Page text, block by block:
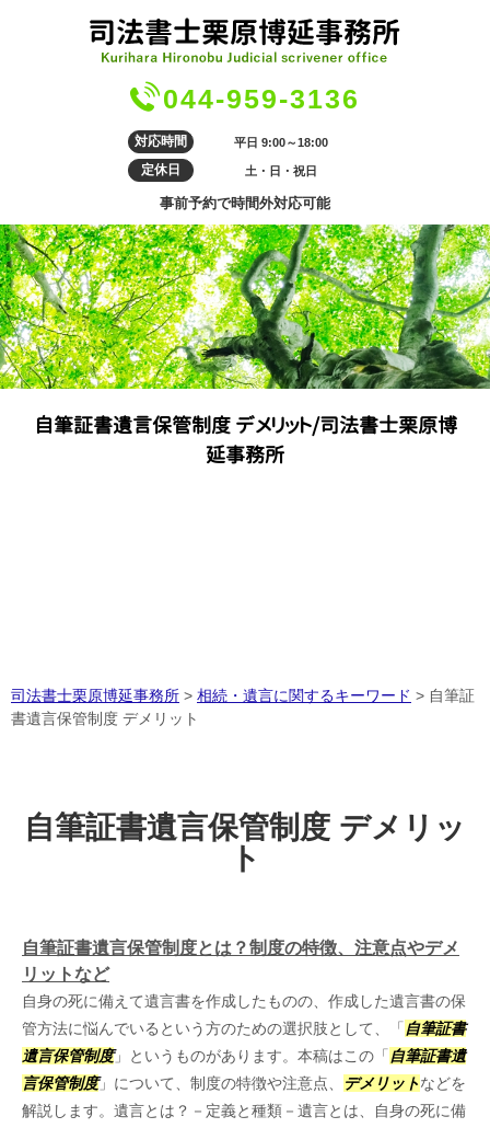
044-959-3136
対応時間 平日 9:00～18:00
定休日 土・日・祝日
事前予約で時間外対応可能
自筆証書遺言保管制度 デメリット/司法書士栗原博
延事務所
司法書士栗原博延事務所 > 相続・遺言に関するキーワード > 自筆証
書遺言保管制度 デメリット
自筆証書遺言保管制度 デメリッ
ト
自筆証書遺言保管制度とは？制度の特徴、注意点やデメ
リットなど
自身の死に備えて遺言書を作成したものの、作成した遺言書の保
管方法に悩んでいるという方のための選択肢として、「 自筆証書
遺言保管制度」というものがあります。本稿はこの「 自筆証書遺
言保管制度」について、制度の特徴や注意点、 デメリットなどを
解説します。遺言とは？－定義と種類－遺言とは、自身の死に備